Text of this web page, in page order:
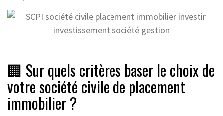
🏢 Sur quels critères baser le choix de
votre société civile de placement
immobilier ?